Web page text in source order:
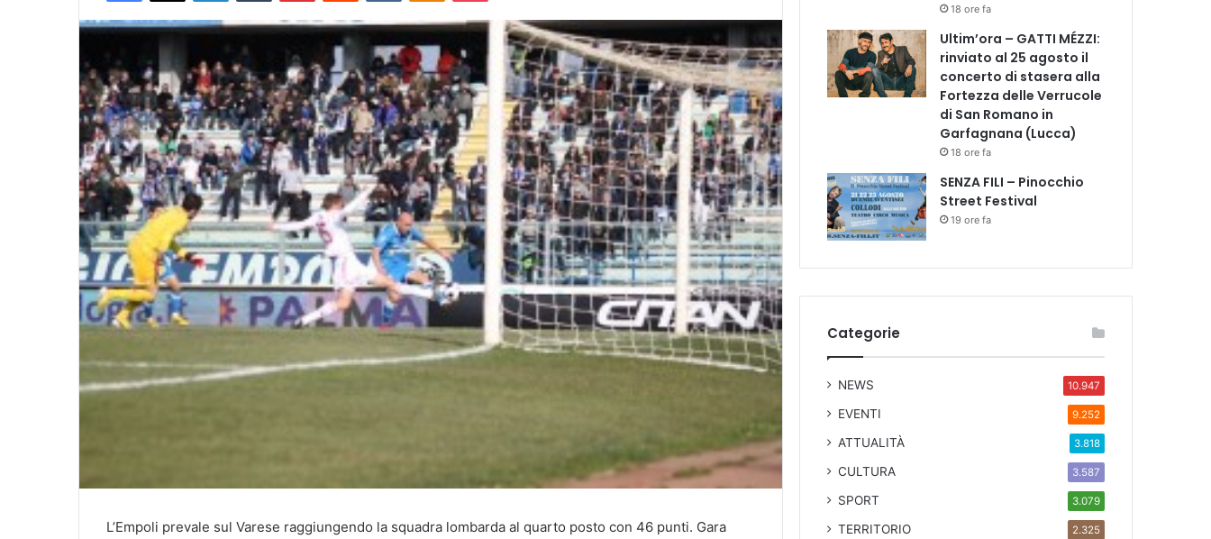
L’Empoli prevale sul Varese raggiungendo la squadra lombarda al quarto posto con 46 punti. Gara
18 ore fa
Ultim’ora – GATTI MÉZZI:
rinviato al 25 agosto il
concerto di stasera alla
Fortezza delle Verrucole
di San Romano in
Garfagnana (Lucca)
18 ore fa
SENZA FILI – Pinocchio
Street Festival
19 ore fa
Categorie
NEWS 10.947
EVENTI 9.252
ATTUALITÀ 3.818
CULTURA 3.587
SPORT 3.079
TERRITORIO 2.325